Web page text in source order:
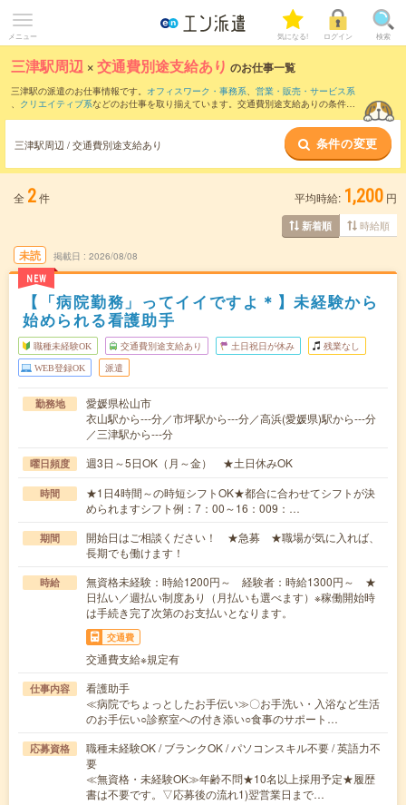
メニュー 気になる! ログイン 検索
三津駅周辺 ×交通費別途支給あり のお仕事一覧
三津駅の派遣のお仕事情報です。 オフィスワーク・事務系、 営業・販売・サービス系
、 クリエイティブ系などのお仕事を取り揃えています。交通費別途支給ありの条件の
三津駅周辺 / 交通費別途支給あり 条件の変更
全 2件 平均時給: 1,200 円
新着順 時給順
未読
NEW
掲載日 2026/08/08
【「病院勤務」ってイイですよ＊】未経験から
始められる看護助手
職種未経験OK 交通費別途支給あり 土日祝日が休み 残業なし
WEB登録OK 派遣
勤務地
愛媛県松山市
衣山駅から---分／市坪駅から---分／高浜(愛媛県)駅から---分
／三津駅から---分
曜日頻度 週3日～5日OK（月～金） ★土日休みOK
時間
★1日4時間～の時短シフトOK★都合に合わせてシフトが決
められますシフト例：7：00～16：009：…
期間
開始日はご相談ください！ ★急募 ★職場が気に入れば、
長期でも働けます！
時給
無資格未経験：時給1200円～ 経験者：時給1300円～ ★
日払い／週払い制度あり（月払いも選べます）※稼働開始時
は手続き完了次第のお支払いとなります。
交通費
交通費支給※規定有
仕事内容
看護助手
≪病院でちょっとしたお手伝い≫〇お手洗い・入浴など生活
のお手伝い○診察室への付き添い○食事のサポート…
応募資格
職種未経験OK / ブランクOK / パソコンスキル不要 / 英語力不
要
≪無資格・未経験OK≫年齢不問★10名以上採用予定★履歴
書は不要です。▽応募後の流れ1)翌営業日まで…